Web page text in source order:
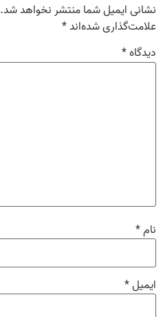
نشانی ایمیل شما منتشر نخواهد شد.
علامت‌گذاری شده‌اند*
دیدگاه*
نام*
ایمیل*